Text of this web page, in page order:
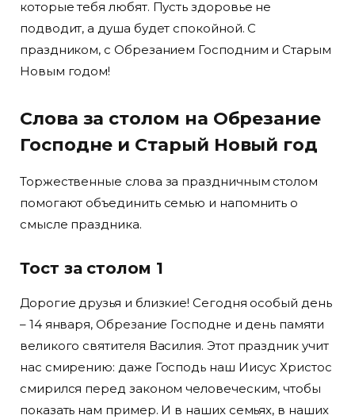
которые тебя любят. Пусть здоровье не
подводит, а душа будет спокойной. С
праздником, с Обрезанием Господним и Старым
Новым годом!
Слова за столом на Обрезание
Господне и Старый Новый год
Торжественные слова за праздничным столом
помогают объединить семью и напомнить о
смысле праздника.
Тост за столом 1
Дорогие друзья и близкие! Сегодня особый день
– 14 января, Обрезание Господне и день памяти
великого святителя Василия. Этот праздник учит
нас смирению: даже Господь наш Иисус Христос
смирился перед законом человеческим, чтобы
показать нам пример. И в наших семьях, в наших